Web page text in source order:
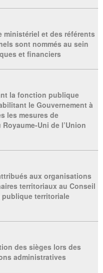
ministériel et des référents
sont nommés au sein
et financiers
la fonction publique
le Gouvernement à
les mesures de
Uni de l’Union
aux organisations
territoriaux au Conseil
territoriale
des sièges lors des
administratives